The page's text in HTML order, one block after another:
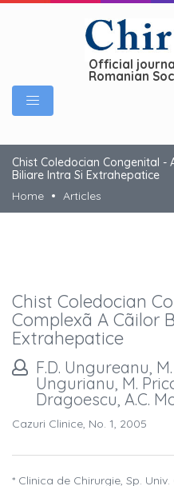
Official
Romanian
Chist Coledocian Congenital -
Biliare Intra Si Extrahepatice
Home
Articles
Chist Coledocian
Complexã A Cãilor
Extrahepatice
F.D. Ungureanu,
Ungurianu, M.
Dragoescu, A.C.
Cazuri Clinice, No. 1, 2005
* Clinica de Chirurgie, Sp.